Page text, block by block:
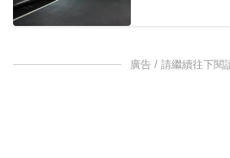
廣告 / 請繼續往下閱